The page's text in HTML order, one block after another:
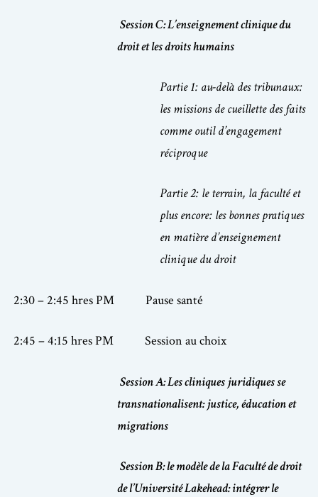
Session C: L’enseignement clinique du
droit et les droits humains
Partie 1: au-delà des tribunaux:
les missions de cueillette des faits
comme outil d’engagement
réciproque
Partie 2: le terrain, la faculté et
plus encore: les bonnes pratiques
en matière d’enseignement
clinique du droit
2:30 – 2:45 hres PM Pause santé
2:45 – 4:15 hres PM Session au choix
Session A: Les cliniques juridiques se
transnationalisent: justice, éducation et
migrations
Session B: le modèle de la Faculté de droit
de l’Université Lakehead: intégrer le